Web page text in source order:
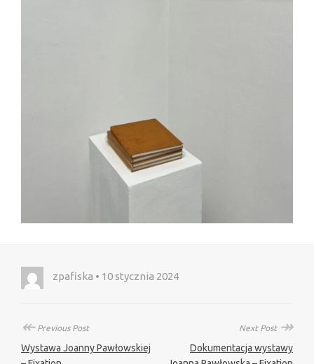
zpafiska • 10 stycznia 2024
↞Previous Post
Wystawa Joanny Pawłowskiej
Next Post ↠
Dokumentacja wystawy